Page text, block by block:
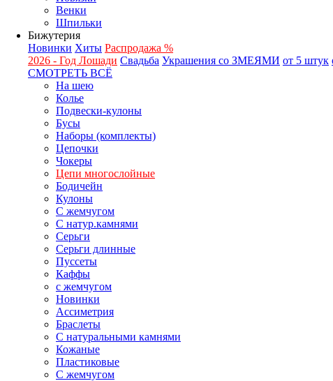
Венки
Шпильки
Бижутерия
Новинки Хиты Распродажа %
2026 - Год Лошади Свадьба Украшения со ЗМЕЯМИ от 5 штук
СМОТРЕТЬ ВСЁ
На шею
Колье
Подвески-кулоны
Бусы
Наборы (комплекты)
Цепочки
Чокеры
Цепи многослойные
Бодичейн
Кулоны
С жемчугом
С натур.камнями
Серьги
Серьги длинные
Пуссеты
Каффы
с жемчугом
Новинки
Ассиметрия
Браслеты
С натуральными камнями
Кожаные
Пластиковые
С жемчугом